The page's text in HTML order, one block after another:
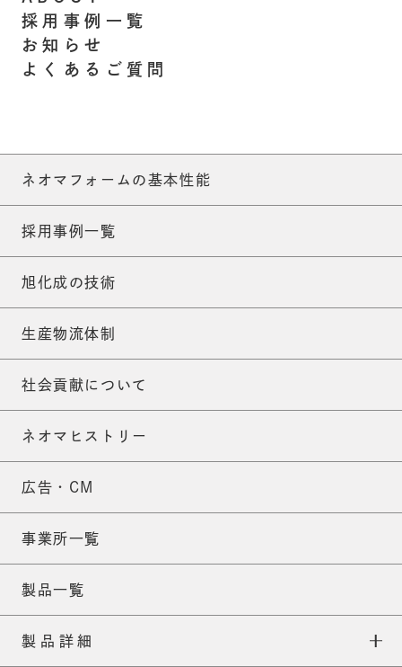
採用事例一覧
お知らせ
よくあるご質問
ネオマフォームの基本性能
採用事例一覧
旭化成の技術
生産物流体制
社会貢献について
ネオマヒストリー
広告・CM
事業所一覧
製品一覧
製品詳細